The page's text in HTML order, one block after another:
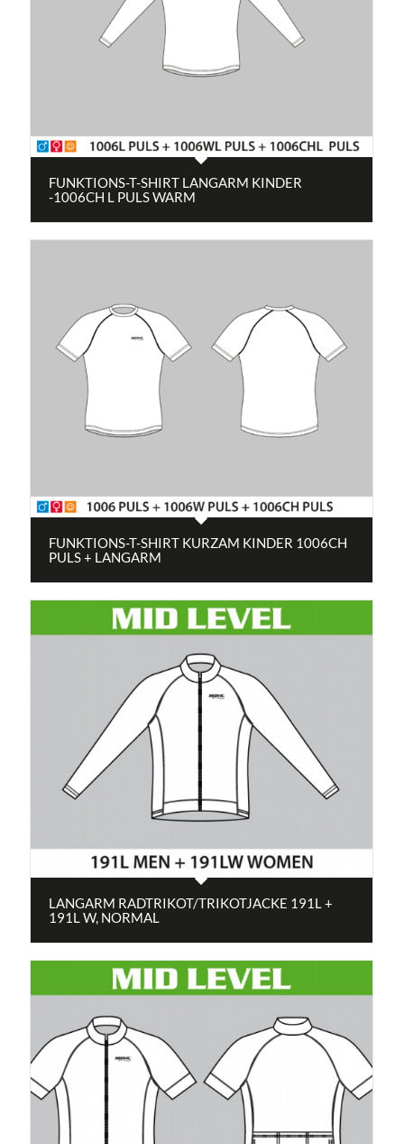
FUNKTIONS-T-SHIRT LANGARM KINDER
-1006CH L PULS WARM
FUNKTIONS-T-SHIRT KURZAM KINDER 1006CH
PULS + LANGARM
LANGARM RADTRIKOT/TRIKOTJACKE 191L +
191L W, NORMAL